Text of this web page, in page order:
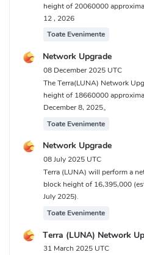
height of 20060000
12 , 2026
Toate Evenimente
Network Upgrade
08 December 2025 UTC
The Terra(LUNA) Network
height of 18660000
December 8, 2025。
Toate Evenimente
Network Upgrade
08 July 2025 UTC
Terra (LUNA) will perform a
block height of 16,395,000
July 2025).
Toate Evenimente
Terra (LUNA) Network
31 March 2025 UTC